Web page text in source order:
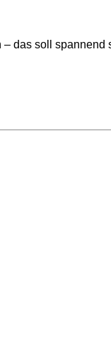
das soll spannend